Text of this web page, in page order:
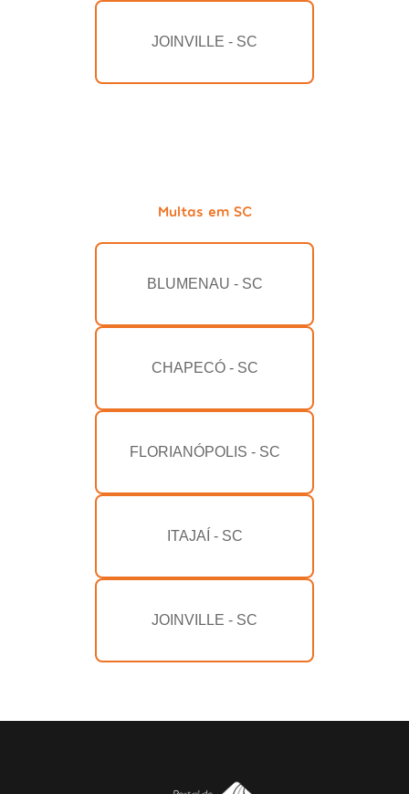
JOINVILLE - SC
Multas em SC
BLUMENAU - SC
CHAPECÓ - SC
FLORIANÓPOLIS - SC
ITAJAÍ - SC
JOINVILLE - SC